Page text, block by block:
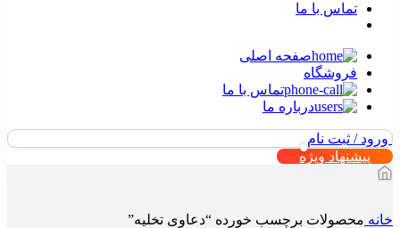
تماس با ما
صفحه اصلی
فروشگاه
تماس با ما
درباره ما
ورود / ثبت نام
پیشنهاد ویژه
خانه محصولات برچسب خورده “دعاوی تخلیه”